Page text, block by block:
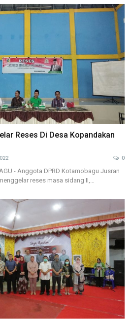
Reses Di Desa Kopandakan
0
- Anggota DPRD Kotamobagu Jusran
reses masa sidang II,…